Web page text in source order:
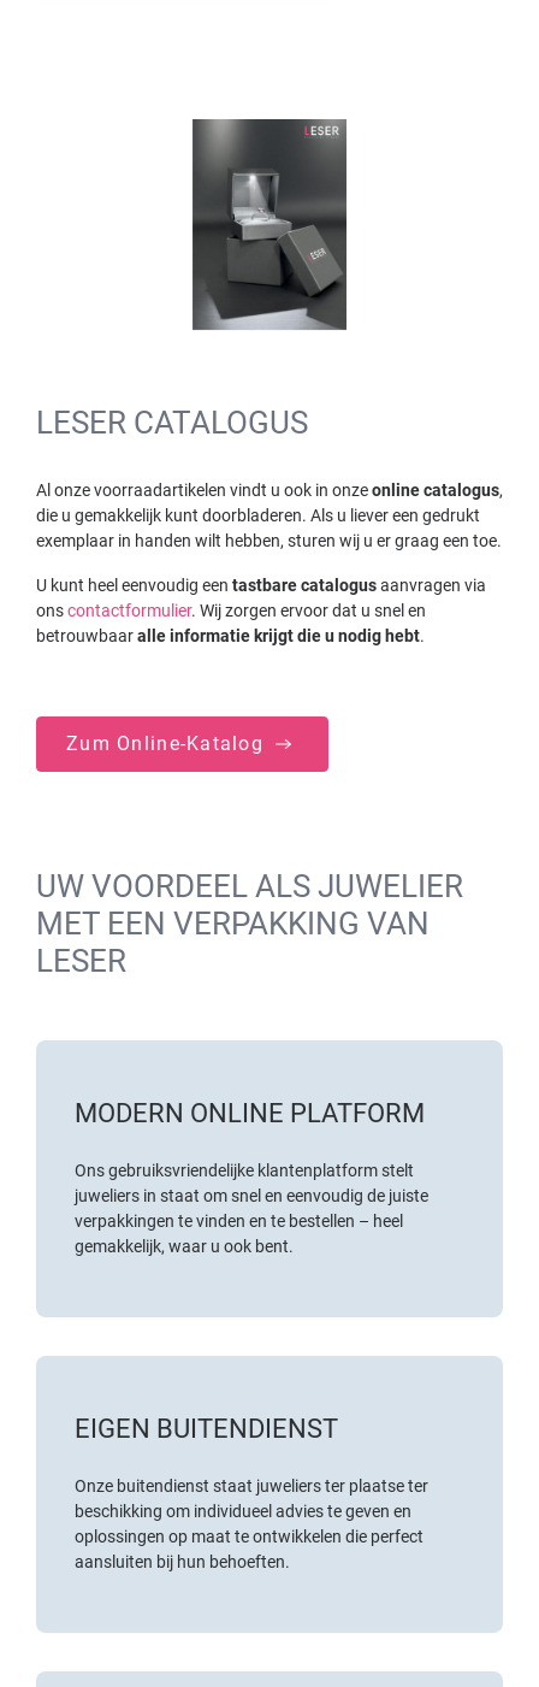
LESER CATALOGUS
Al onze voorraadartikelen vindt u ook in onzeonline catalogus,
die u gemakkelijk kunt doorbladeren. Als u liever een gedrukt
exemplaar in handen wilt hebben, sturen wij u er graag een toe.
U kunt heel eenvoudig een tastbare catalogusaanvragen via
onscontactformulier. Wij zorgen ervoor dat u snel en
betrouwbaaralle informatie krijgt die u nodig hebt.
Zum Online-Katalog
UW VOORDEEL ALS JUWELIER
MET EEN VERPAKKING VAN
LESER
MODERN ONLINE PLATFORM
Ons gebruiksvriendelijke klantenplatform stelt
juweliers in staat om snel en eenvoudig de juiste
verpakkingen te vinden en te bestellen – heel
gemakkelijk, waar u ook bent.
EIGEN BUITENDIENST
Onze buitendienst staat juweliers ter plaatse ter
beschikking om individueel advies te geven en
oplossingen op maat te ontwikkelen die perfect
aansluiten bij hun behoeften.